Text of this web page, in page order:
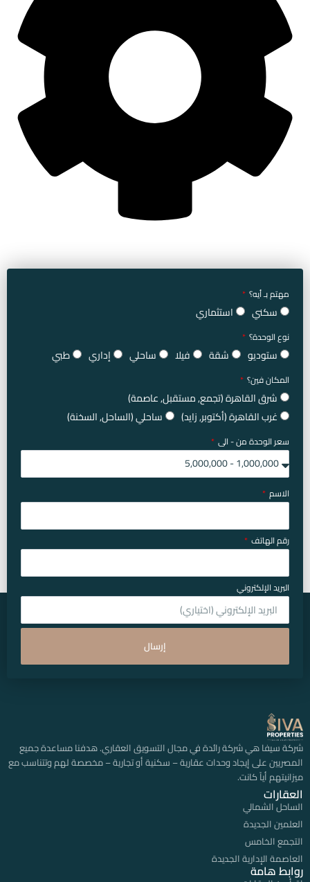
مهتم بـ أيه؟
سكني استثماري
نوع الوحدة؟
ستوديو شقة فيلا ساحلي إداري طبي
المكان فين؟
شرق القاهرة (تجمع, مستقبل, عاصمة)
غرب القاهرة (أكتوبر, زايد)
ساحلي (الساحل, السخنة)
سعر الوحدة من - الى
الاسم
رقم الهاتف
البريد الإلكتروني
إرسال
شركة سيفا هي شركة رائدة في مجال التسويق العقاري. هدفنا مساعدة جميع
المصريين على إيجاد وحدات عقارية – سكنية أو تجارية – مخصصة لهم وتتناسب مع
ميزانيتهم أياً كانت.
العقارات
الساحل الشمالي
العلمين الجديدة
التجمع الخامس
العاصمة الإدارية الجديدة
روابط هامة